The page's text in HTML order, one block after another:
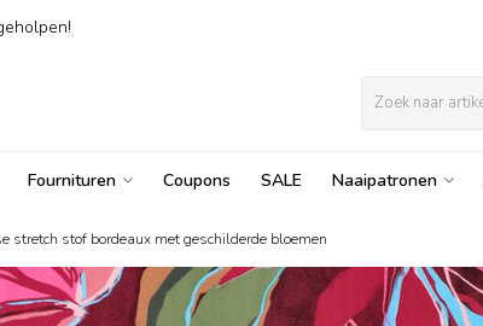
Fournituren Coupons SALE Naaipatronen
stretch stof bordeaux met geschilderde bloemen